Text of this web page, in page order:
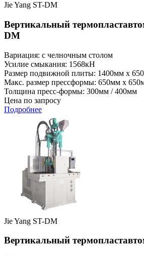
Jie Yang ST-DM
Вертикальный
DM
Вариация: с челночным столом
Усилие смыкания: 1568кН
Размер подвижной плиты: 1400мм x
Макс. размер прессформы: 650мм x
Толщина пресс-формы: 300мм / 400мм
Цена по запросу
Подробнее
Jie Yang ST-DM
Вертикальный